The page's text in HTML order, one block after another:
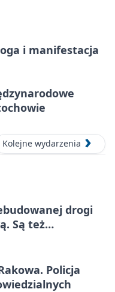
i manifestacja
Kolejne wydarzenia
drogi
Są też
Policja